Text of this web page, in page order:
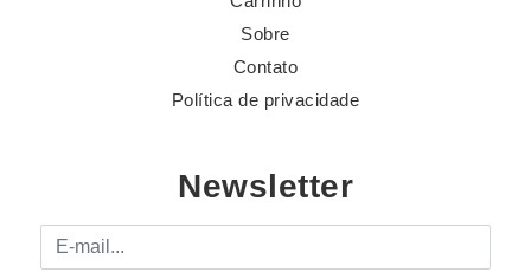
Sobre
Contato
Política de privacidade
Newsletter
E-mail